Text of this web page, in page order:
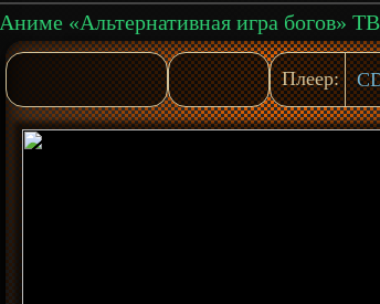
Аниме «Альтернативная игра богов»
Плеер: